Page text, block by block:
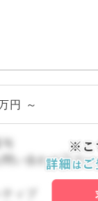
円 ～
問い合わせ下さ
ィブ